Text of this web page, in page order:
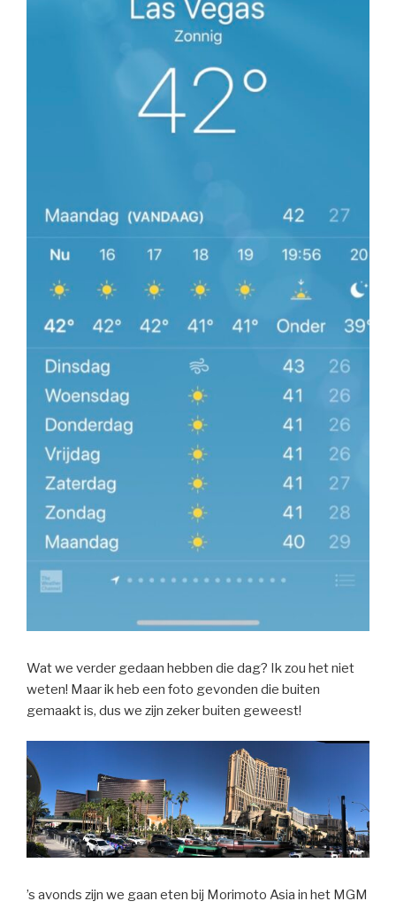
Wat we verder gedaan hebben die dag? Ik zou het niet
weten! Maar ik heb een foto gevonden die buiten
gemaakt is, dus we zijn zeker buiten geweest!
’s avonds zijn we gaan eten bij Morimoto Asia in het MGM